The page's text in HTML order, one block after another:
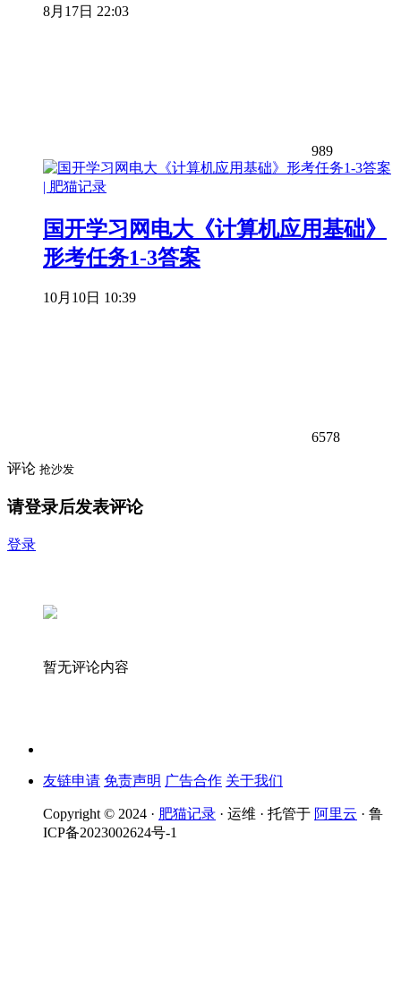
8月17日 22:03
989
国开学习网电大《计算机应用基础》
形考任务1-3答案
10月10日 10:39
6578
评论 抢沙发
请登录后发表评论
登录
暂无评论内容
友链申请 免责声明 广告合作 关于我们
Copyright © 2024 · 肥猫记录 · 运维 · 托管于 阿里云 · 鲁
ICP备2023002624号-1